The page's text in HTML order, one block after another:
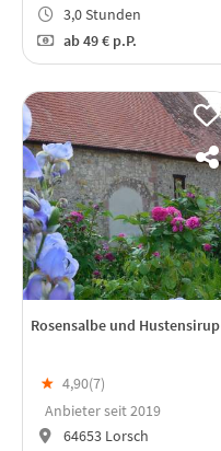
3,0 Stunden
ab49 € p.P.
Rosensalbe und Hustensirup
★ 4,90(7)
Anbieter seit 2019
64653 Lorsch